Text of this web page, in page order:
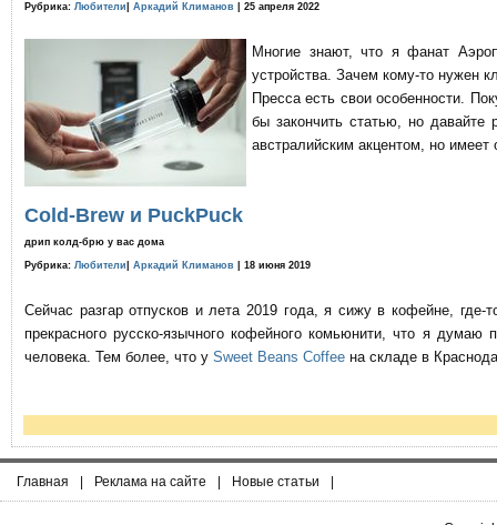
Рубрика: Любители Аркадий Климанов | 25 апреля 2022
Многие знают, что я фанат
устройства. Зачем кому-то нужен
Пресса есть свои особенности.
бы закончить статью, но давайте
австралийским акцентом, но имеет
Cold-Brew и PuckPuck
дрип колд-брю у вас дома
Рубрика: Любители Аркадий Климанов | 18 июня 2019
Сейчас разгар отпусков и лета 2019 года, я сижу в кофейне,
прекрасного русско-язычного кофейного комьюнити, что я
человека. Тем более, что у Sweet Beans Coffee на складе в
Главная | Реклама на сайте | Новые статьи |